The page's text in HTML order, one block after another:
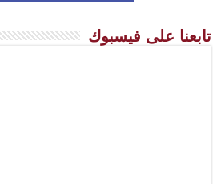
تابعنا على فيسبوك